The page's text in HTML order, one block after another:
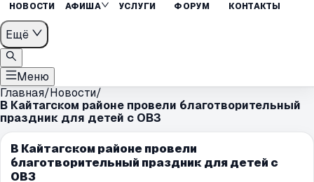
НОВОСТИ АФИША УСЛУГИ ФОРУМ КОНТАКТЫ
Ещё
Меню
Главная/Новости/
В Кайтагском районе провели благотворительный
праздник для детей с ОВЗ
В Кайтагском районе провели
благотворительный праздник для детей с
ОВЗ